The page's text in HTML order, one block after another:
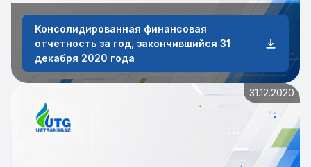
Консолидированная финансовая
отчетность за год, закончившийся 31
декабря 2020 года
31.12.2020